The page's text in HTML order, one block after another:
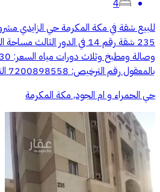
4
للبيع شقة في مكة المكرمة حي الزايدي
بالمعقول رقم الترخيص: 7200898558 التواصل: 0551222850
حي الحمراء و ام الجود, مكة المكرمة